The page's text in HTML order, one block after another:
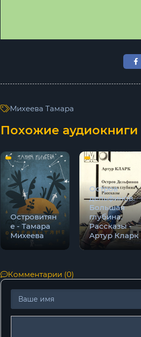
Михеева Тамара
Похожие аудиокниги
Островитян
е - Тамара
Михеева
Остров
дельфинов.
Большая
глубина.
Рассказы -
Артур Кларк
Комментарии (0)